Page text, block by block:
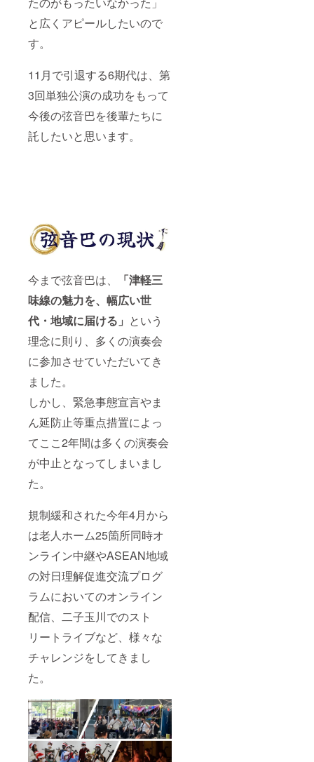
と広くアピールしたいので
す。
11月で引退する6期代は、第
3回単独公演の成功をもって
今後の弦音巴を後輩たちに
託したいと思います。
今まで弦音巴は、
「津軽三
味線の魅力を、幅広い世
代・地域に届ける」 という
理念に則り、多くの演奏会
に参加させていただいてき
ました。
しかし、緊急事態宣言やま
ん延防止等重点措置によっ
てここ2年間は多くの演奏会
が中止となってしまいまし
た。
規制緩和された今年4月から
は老人ホーム25箇所同時オ
ンライン中継やASEAN地域
の対日理解促進交流プログ
ラムにおいてのオンライン
配信、二子玉川でのスト
リートライブなど、様々な
チャレンジをしてきまし
た。